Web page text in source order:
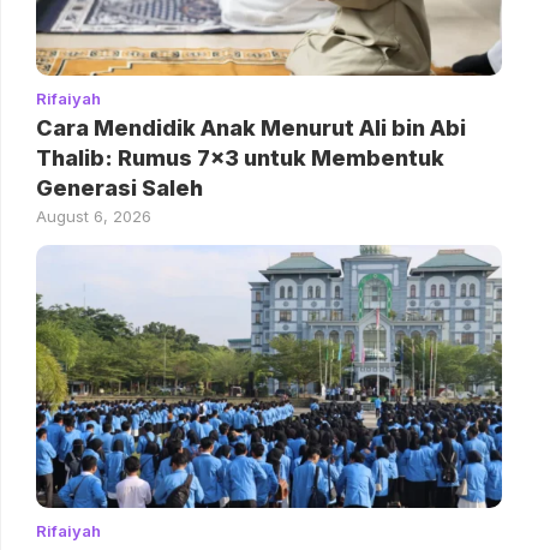
Rifaiyah
Cara Mendidik Anak Menurut Ali bin Abi
Thalib: Rumus 7×3 untuk Membentuk
Generasi Saleh
August 6, 2026
Rifaiyah